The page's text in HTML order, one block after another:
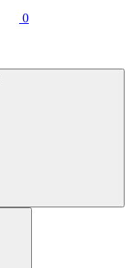
0